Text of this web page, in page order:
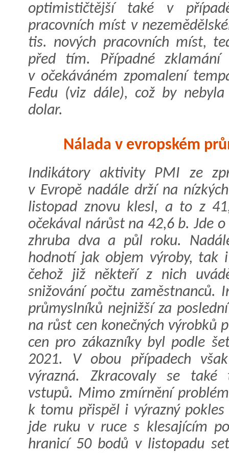
optimističtější také v
pracovních míst v
tis. nových pracovních míst,
před tím. Případné
v očekáváném zpomalení
Fedu (viz dále), což by
dolar.
Nálada v evropském
Indikátory aktivity PMI ze
v Evropě nadále drží na
listopad znovu klesl, a to z
očekával nárůst na 42,6 b. Jde
zhruba dva a půl roku.
hodnotí jak objem výroby, tak
čehož již někteří z nich
snižování počtu zaměstnanců.
průmyslníků nejnižší za
na růst cen konečných výrobků
cen pro zákazníky byl podle
2021. V obou případech
výrazná. Zkracovaly se také
vstupů. Mimo zmírnění
k tomu přispěl i výrazný
jde ruku v ruce s klesajícím
hranicí 50 bodů v listopadu